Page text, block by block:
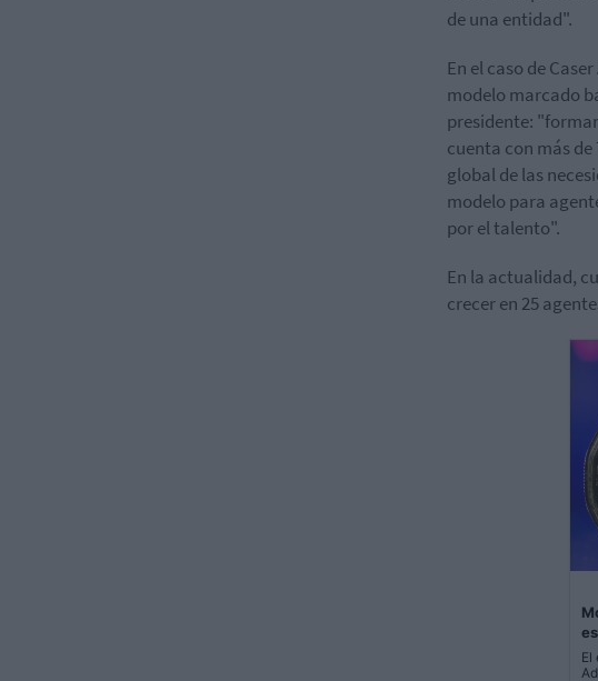
de una entidad".
En el caso de
modelo marcado
presidente:
cuenta con más
global de las
modelo para
por el talento".
En la actualidad,
crecer en 25
El